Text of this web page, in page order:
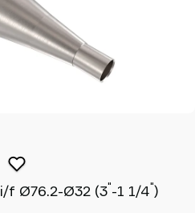
i/f Ø76.2-Ø32 (3"-1 1/4")